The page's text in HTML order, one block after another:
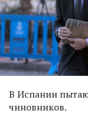
В Испании
чиновников.